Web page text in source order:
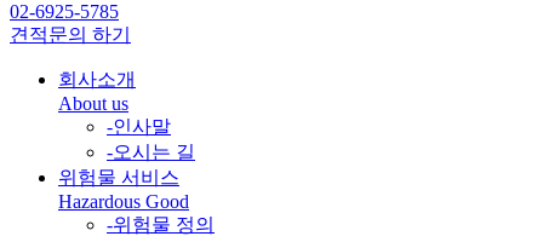
02-6925-5785
견적문의 하기
회사소개
About us
-인사말
-오시는 길
위험물 서비스
Hazardous Good
-위험물 정의